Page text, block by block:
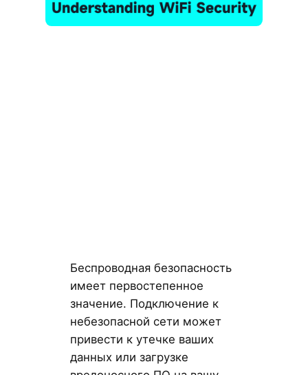
Беспроводная безопасность
имеет первостепенное
значение. Подключение к
небезопасной сети может
привести к утечке ваших
данных или загрузке